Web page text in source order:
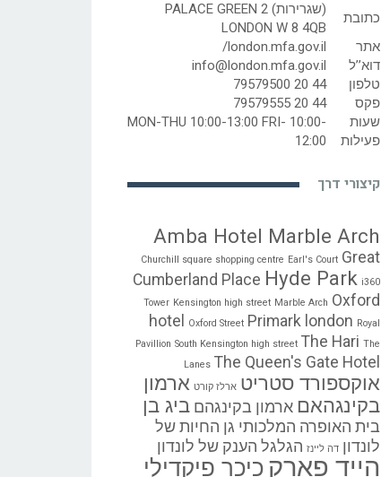
כתובת
(שגרירות) 2 PALACE GREEN
LONDON W 8 4QB
אתר
london.mfa.gov.il/
דוא’’ל
info@london.mfa.gov.il
טלפון
44 20 79579500
פקס
44 20 79579555
שעות
פעילות
MON-THU 10:00-13:00 FRI- 10:00-
12:00
קיצורי דרך
Amba Hotel Marble Arch
Churchill square shopping centre Earl's Court Great
Cumberland Place Hyde Park i360
Tower Kensington high street Marble Arch Oxford
hotel
Oxford Street Primark london Royal
Pavillion South Kensington high street The Hari The
Lanes The Queen's Gate Hotel
אוקספורד סטריט ארלז קורט ארמון
בקינגהאם ארמון בקינגהם ביג בן
בית האופרה המלכותי גן החיות של
לונדון דה ליינז הגלגל הענק של לונדון
הייד פארק כיכר פיקדילי